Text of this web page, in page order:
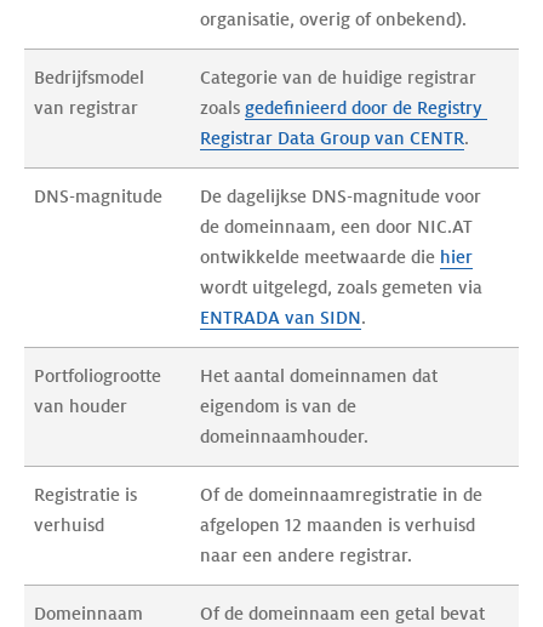
organisatie, overig of onbekend).
Bedrijfsmodel
van registrar
Categorie van de huidige registrar
zoals gedefinieerd door de Registry
Registrar Data Group van CENTR.
DNS-magnitude
De dagelijkse DNS-magnitude voor
de domeinnaam, een door NIC.AT
ontwikkelde meetwaarde die hier
wordt uitgelegd, zoals gemeten via
ENTRADA van SIDN.
Portfoliogrootte
van houder
Het aantal domeinnamen dat
eigendom is van de
domeinnaamhouder.
Registratie is
verhuisd
Of de domeinnaamregistratie in de
afgelopen 12 maanden is verhuisd
naar een andere registrar.
Domeinnaam
Of de domeinnaam een getal bevat